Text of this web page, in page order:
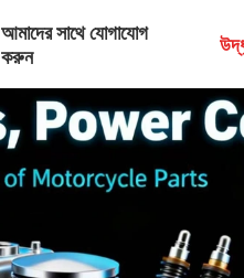
আমাদের সাথে যোগাযোগ
করুন